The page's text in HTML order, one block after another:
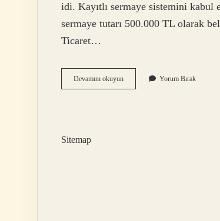
idi. Kayıtlı sermaye sistemini kabul
sermaye tutarı 500.000 TL olarak
Ticaret…
Devamını okuyunBir
Anonim
Yorum Bırak
Sitemap